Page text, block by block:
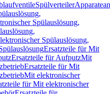
Spülverteiler
Spülauslösung,
Spülauslösung,
Ersatzteile für Mit
Ersatzteile für AufputzMit
Ersatzteile für Mit
Mit elektronischer
für Mit elektronischer